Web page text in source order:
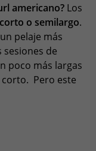
americano? Los
o semilargo.
pelaje más
de
poco más largas
corto. Pero este